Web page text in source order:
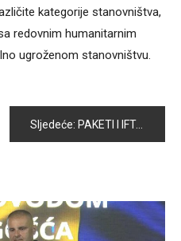
kategorije stanovništva,
redovnim humanitarnim
ugroženom stanovništvu.
Sljedeće: PAKETI I IFTARI ZA KORISNIKE MERHAMETOVE POMOĆI